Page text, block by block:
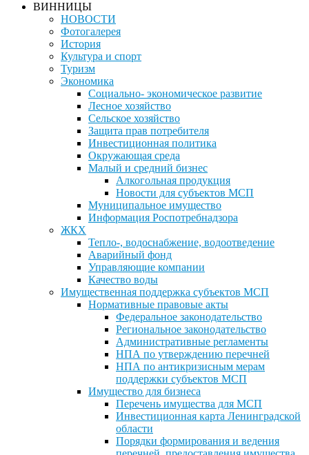
ВИННИЦЫ
НОВОСТИ
Фотогалерея
История
Культура и спорт
Туризм
Экономика
Социально- экономическое развитие
Лесное хозяйство
Сельское хозяйство
Защита прав потребителя
Инвестиционная политика
Окружающая среда
Малый и средний бизнес
Алкогольная продукция
Новости для субъектов МСП
Муниципальное имущество
Информация Роспотребнадзора
ЖКХ
Тепло-, водоснабжение, водоотведение
Аварийный фонд
Управляющие компании
Качество воды
Имущественная поддержка субъектов МСП
Нормативные правовые акты
Федеральное законодательство
Региональное законодательство
Административные регламенты
НПА по утверждению перечней
НПА по антикризисным мерам
поддержки субъектов МСП
Имущество для бизнеса
Перечень имущества для МСП
Инвестиционная карта Ленинградской
области
Порядки формирования и ведения